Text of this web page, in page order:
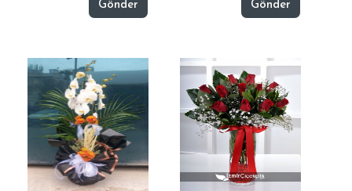
Gönder Gönder